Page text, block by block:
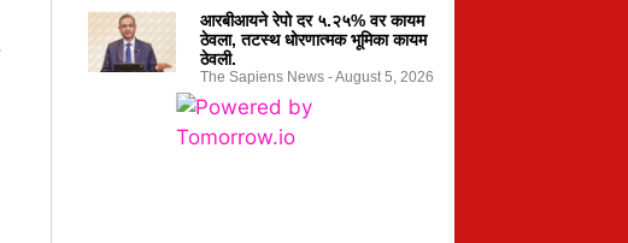
आरबीआयने रेपो दर ५.२५% वर कायम
ठेवला, तटस्थ धोरणात्मक भूमिका कायम
ठेवली.
The Sapiens News August 5, 2026